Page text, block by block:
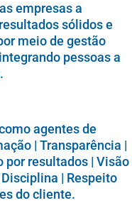
empresas a
sólidos e
meio de gestão
pessoas a
agentes de
| Transparência |
por resultados | Visão
| Respeito
do cliente.